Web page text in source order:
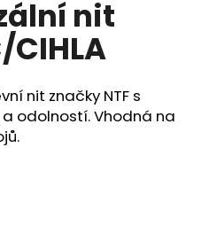
nit
CIHLA
nit značky NTF s
odolností. Vhodná na